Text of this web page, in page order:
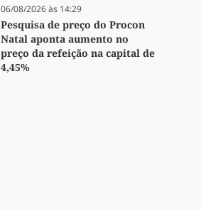
06/08/2026 às 14:29
Pesquisa de preço do Procon
Natal aponta aumento no
preço da refeição na capital de
4,45%